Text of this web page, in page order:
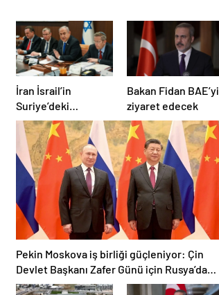
İran İsrail’in
Suriye’deki
saldırılarını kınadı
Bakan Fidan BAE’yi
ziyaret edecek
Pekin Moskova iş birliği güçleniyor: Çin
Devlet Başkanı Zafer Günü için Rusya’da
olacak